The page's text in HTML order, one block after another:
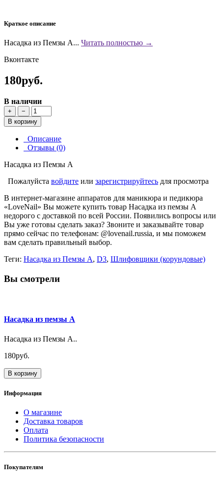
Краткое описание
Насадка из Пемзы A... Читать полностью →
Вконтакте
180руб.
В наличии
+
−
В корзину
Описание
Отзывы (0)
Насадка из Пемзы A
Пожалуйста войдите или зарегистрируйтесь для просмотра
В интернет-магазине аппаратов для маникюра и педикюра
«LoveNail» Вы можете купить товар Насадка из пемзы A
недорого с доставкой по всей России. Появились вопросы или
Вы уже готовы сделать заказ? Звоните и заказывайте товар
прямо сейчас по телефонам: @lovenail.russia, и мы поможем
вам сделать правильный выбор.
Теги: Насадка из Пемзы A, D3, Шлифовщики (корундовые)
Вы смотрели
Насадка из пемзы A
Насадка из Пемзы A..
180руб.
В корзину
Информация
О магазине
Доставка товаров
Оплата
Политика безопасности
Покупателям